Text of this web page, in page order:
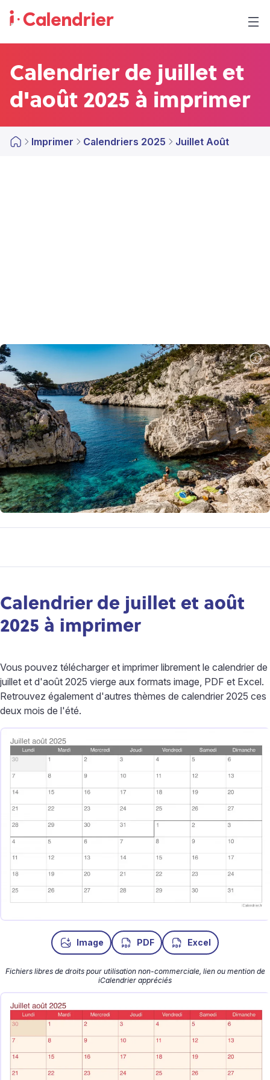
Calendrier de juillet et
d'août 2025 à imprimer
Imprimer Calendriers 2025 Juillet Août
Calendrier de juillet et août
2025 à imprimer
Vous pouvez télécharger et imprimer librement le calendrier de
juillet et d'août 2025 vierge aux formats image, PDF et Excel.
Retrouvez également d'autres thèmes de calendrier 2025 ces
deux mois de l'été.
Image PDF Excel
Fichiers libres de droits pour utilisation non-commerciale, lien ou mention de
iCalendrier appréciés